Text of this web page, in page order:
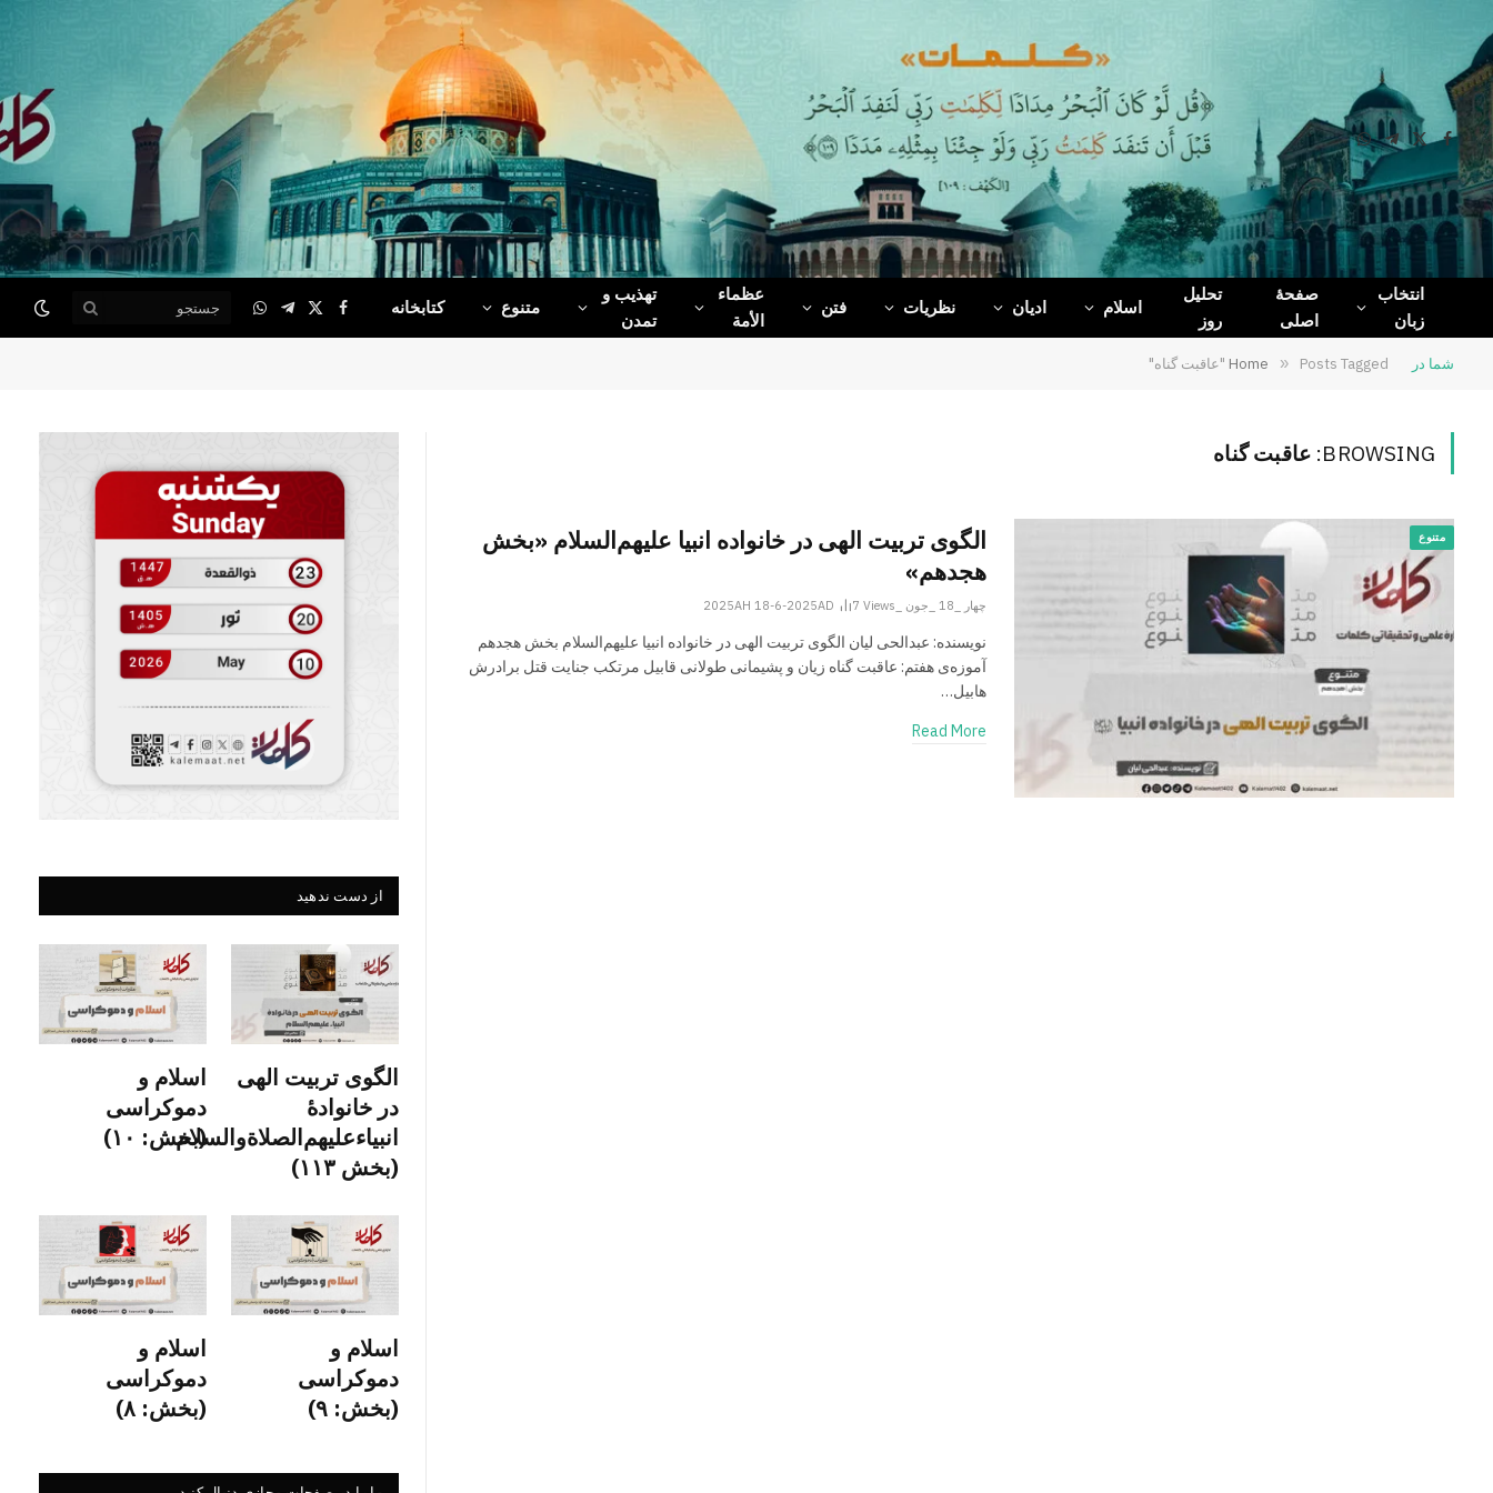
Facebook
X
(Twitter)
Telegram
WhatsApp
انتخاب
زبان
صفحۀ
اصلی
تحلیل
روز
اسلام ادیان نظریات فتن
عظماء‌
الأمة
تهذیب و
تمدن
متنوع کتابخانه Facebook
X
(Twitter)
Telegram
WhatsApp
شما در Home » Posts Tagged "عاقبت گناه"
BROWSING: عاقبت گناه
متنوع
الگوی تربیت الهی در خانواده انبیا علیهم‌السلام «بخش
هجدهم»
چهار _18 _جون _2025AH 18-6-2025AD 7Views
نویسنده: عبدالحی لیان الگوی تربیت الهی در خانواده انبیا علیهم‌السلام بخش هجدهم
آموزه‌ی هفتم: عاقبت گناه زیان و پشیمانی طولانی قابیل مرتکب جنایت قتل برادرش
هابیل…
Read More
از دست ندهید
الگوی تربیت الهی
در خانوادۀ
انبیاءعلیهم‌الصلاةو‌السلام
(بخش ۱۱۳)
اسلام و
دموکراسی
(بخش: ۱۰)
اسلام و
دموکراسی
(بخش: ۹)
اسلام و
دموکراسی
(بخش: ۸)